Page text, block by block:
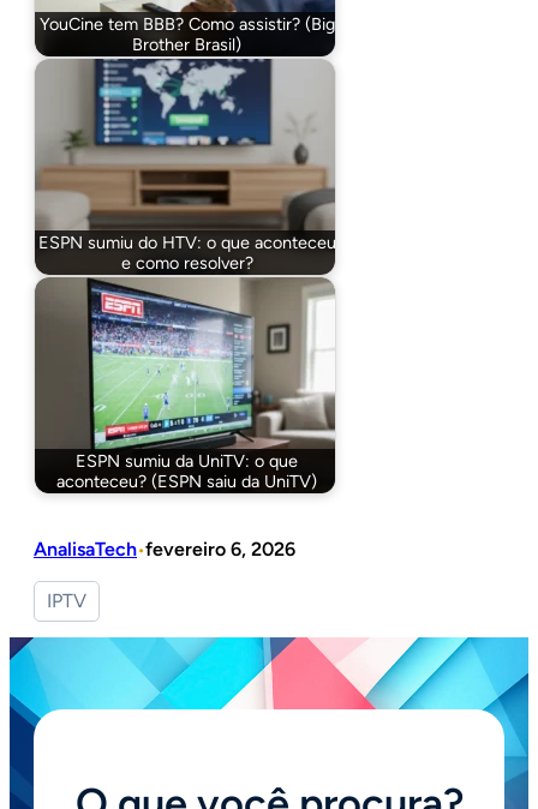
YouCine tem BBB? Como assistir? (Big
Brother Brasil)
ESPN sumiu do HTV: o que aconteceu
e como resolver?
ESPN sumiu da UniTV: o que
aconteceu? (ESPN saiu da UniTV)
AnalisaTech•fevereiro 6, 2026
IPTV